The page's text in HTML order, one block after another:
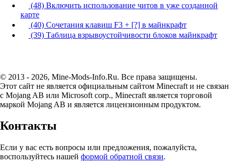
(48) Включить использование читов в уже созданной
карте
(40) Сочетания клавиш F3 + [?] в майнкрафт
(39) Таблица взрывоустойчивости блоков майнкрафт
© 2013 - 2026, Mine-Mods-Info.Ru. Все права защищены.
Этот сайт не является официальным сайтом Minecraft и не связан
с Mojang AB или Microsoft corp., Minecraft является торговой
маркой Mojang AB и является лицензионным продуктом.
Контакты
Если у вас есть вопросы или предложения, пожалуйста,
воспользуйтесь нашей формой обратной связи.